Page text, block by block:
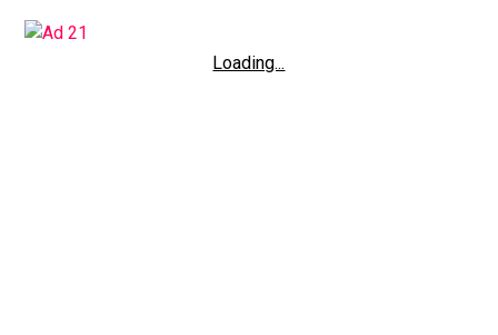
Loading...